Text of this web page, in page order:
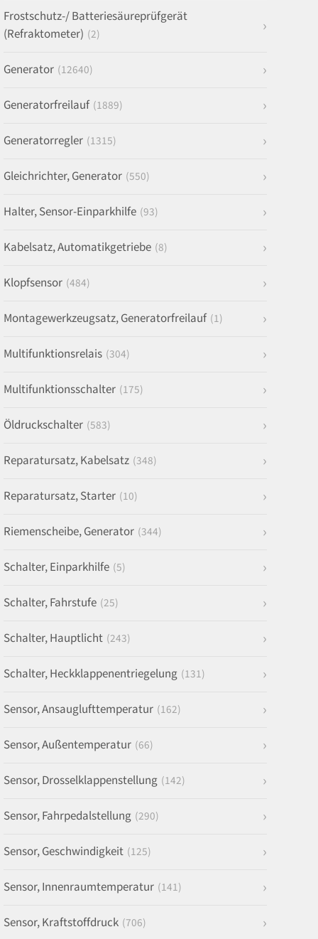
Frostschutz-/ Batteriesäureprüfgerät
(Refraktometer) (2)
Generator (12640)
Generatorfreilauf (1889)
Generatorregler (1315)
Gleichrichter, Generator (550)
Halter, Sensor-Einparkhilfe (93)
Kabelsatz, Automatikgetriebe (8)
Klopfsensor (484)
Montagewerkzeugsatz, Generatorfreilauf (1)
Multifunktionsrelais (304)
Multifunktionsschalter (175)
Öldruckschalter (583)
Reparatursatz, Kabelsatz (348)
Reparatursatz, Starter (10)
Riemenscheibe, Generator (344)
Schalter, Einparkhilfe (5)
Schalter, Fahrstufe (25)
Schalter, Hauptlicht (243)
Schalter, Heckklappenentriegelung (131)
Sensor, Ansauglufttemperatur (162)
Sensor, Außentemperatur (66)
Sensor, Drosselklappenstellung (142)
Sensor, Fahrpedalstellung (290)
Sensor, Geschwindigkeit (125)
Sensor, Innenraumtemperatur (141)
Sensor, Kraftstoffdruck (706)